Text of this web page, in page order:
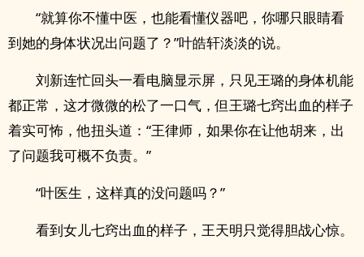
“就算你不懂中医，也能看懂仪器吧，你哪只眼睛看
到她的身体状况出问题了？”叶皓轩淡淡的说。
刘新连忙回头一看电脑显示屏，只见王璐的身体机能
都正常，这才微微的松了一口气，但王璐七窍出血的样子
着实可怖，他扭头道：“王律师，如果你在让他胡来，出
了问题我可概不负责。”
“叶医生，这样真的没问题吗？”
看到女儿七窍出血的样子，王天明只觉得胆战心惊。